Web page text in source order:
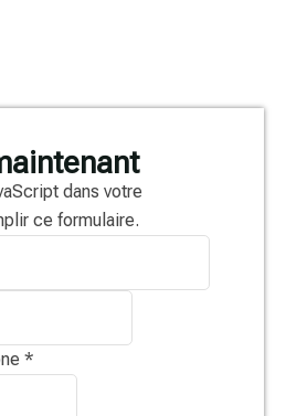
dans votre
ce formulaire.
*